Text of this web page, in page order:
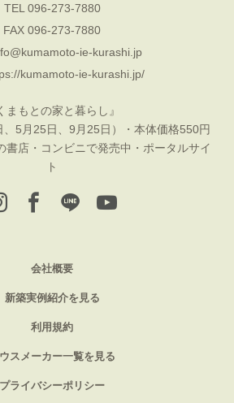
TEL 096-273-7880
FAX 096-273-7880
ie-kurashi.jp
kumamoto-ie-kurashi.jp/
まもとの家と暮らし』
5月25日、9月25日）・本体価格550円
書店・コンビニで発売中・ポータルサイ
ト
会社概要
新築実例紹介を見る
利用規約
スメーカー一覧を見る
プライバシーポリシー